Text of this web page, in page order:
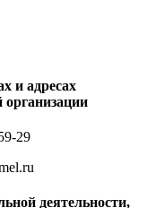
и адресах
организации
29
деятельности,